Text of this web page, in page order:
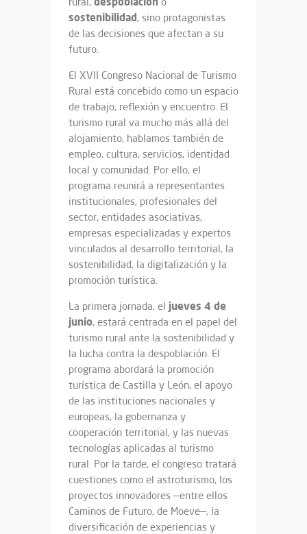
sostenibilidad, sino protagonistas
de las decisiones que afectan a su
futuro.
El XVII Congreso Nacional de Turismo
Rural está concebido como un espacio
de trabajo, reflexión y encuentro. El
turismo rural va mucho más allá del
alojamiento, hablamos también de
empleo, cultura, servicios, identidad
local y comunidad. Por ello, el
programa reunirá a representantes
institucionales, profesionales del
sector, entidades asociativas,
empresas especializadas y expertos
vinculados al desarrollo territorial, la
sostenibilidad, la digitalización y la
promoción turística.
La primera jornada, el jueves 4 de
junio, estará centrada en el papel del
turismo rural ante la sostenibilidad y
la lucha contra la despoblación. El
programa abordará la promoción
turística de Castilla y León, el apoyo
de las instituciones nacionales y
europeas, la gobernanza y
cooperación territorial, y las nuevas
tecnologías aplicadas al turismo
rural. Por la tarde, el congreso tratará
cuestiones como el astroturismo, los
proyectos innovadores —entre ellos
Caminos de Futuro, de Moeve—, la
diversificación de experiencias y